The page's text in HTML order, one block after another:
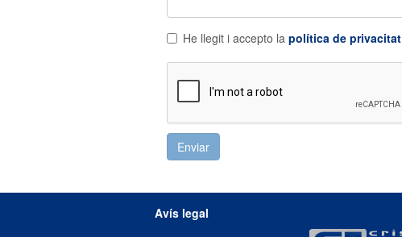
He llegit i accepto la política de privacitat
Avís legal